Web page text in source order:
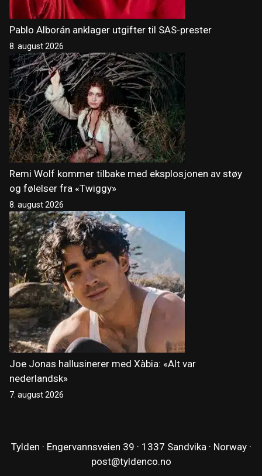
Pablo Alborán anklager utgifter til SAS-prester
8. august 2026
Remi Wolf kommer tilbake med eksplosjonen av støy
og følelser fra «Twiggy»
8. august 2026
Joe Jonas hallusinerer med Xàbia: «Alt var
nederlandsk»
7. august 2026
Tylden · Engervannsveien 39 · 1337 Sandvika · Norway ·
post@tyldenco.no